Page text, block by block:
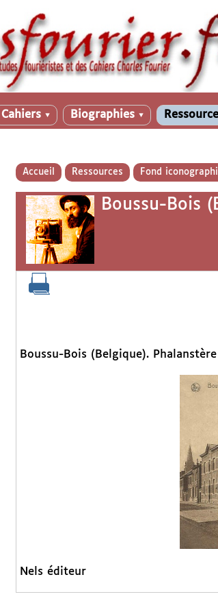
Cahiers ▼ Biographies ▼
Accueil Ressources Fond
Boussu-Bois
Boussu-Bois (Belgique). Phalanstère
Nels éditeur